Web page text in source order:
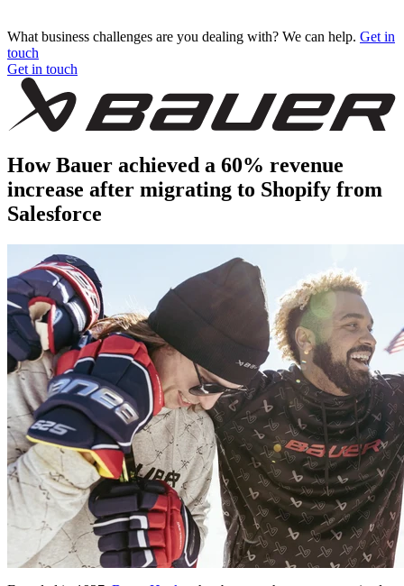
What business challenges are you dealing with? We can help. Get in
touch
Get in touch
How Bauer achieved a 60% revenue
increase after migrating to Shopify from
Salesforce